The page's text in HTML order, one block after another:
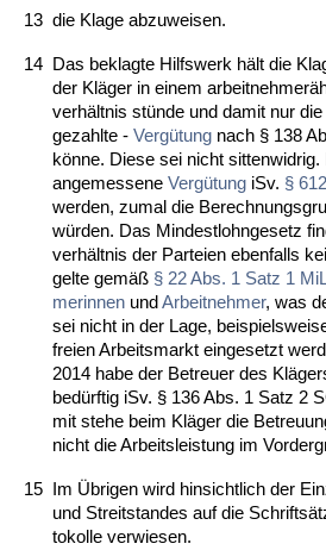
13 die Kla­ge ab­zu­wei­sen.
14 Das be­klag­te Hilfs­werk hält die
der Kläger in ei­nem
verhält­nis stünde und da­mit nur
ge­zahl­te - Vergütung nach § 138
könne. Die­se sei nicht
an­ge­mes­se­ne Vergütung iSv. §
wer­den, zu­mal die
würden. Das Min­dest­l­ohn­ge­setz
verhält­nis der Par­tei­en eben­falls
gel­te gemäß § 22 Abs. 1 Satz 1
me­rin­nen undAr­beit­neh­mer, was
sei nicht in der La­ge,
frei­en Ar­beits­markt ein­ge­setzt
2014 ha­be der Be­treu­er des
bedürf­tig iSv. § 136 Abs. 1 Satz 2
mit ste­he beim Kläger die
nicht die Ar­beits­leis­tung im
15 Im Übri­gen wird hin­sicht­lich der
und Streit­stan­des auf die
to­kol­le ver­wie­sen.